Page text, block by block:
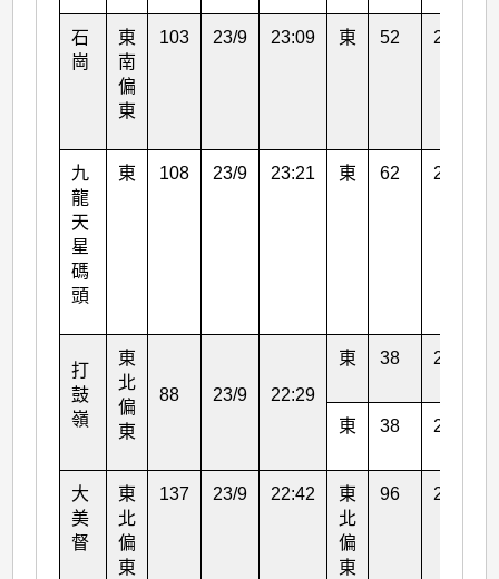
石
崗
東
南
偏
東
103 23/9 23:09 東 52 24/9
九
龍
天
星
碼
頭
東 108 23/9 23:21 東 62 24/9
打
鼓
嶺
東
北
偏
東
88 23/9 22:29
東 38 24/9
東 38 24/9
大
美
督
東
北
偏
東
137 23/9 22:42
東
北
偏
東
96 23/9